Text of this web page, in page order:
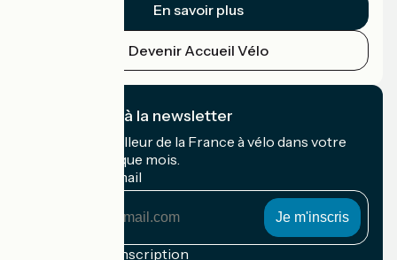
En savoir plus
Devenir Accueil Vélo
Je m'abonne à la newsletter
Recevez le meilleur de la France à vélo dans votre
boîte mail chaque mois.
Mon adresse mail
Conditions d'inscription